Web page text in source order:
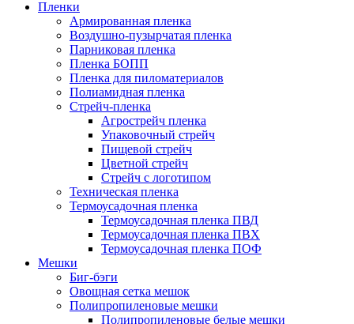
Пленки
Армированная пленка
Воздушно-пузырчатая пленка
Парниковая пленка
Пленка БОПП
Пленка для пиломатериалов
Полиамидная пленка
Стрейч-пленка
Агрострейч пленка
Упаковочный стрейч
Пищевой стрейч
Цветной стрейч
Стрейч с логотипом
Техническая пленка
Термоусадочная пленка
Термоусадочная пленка ПВД
Термоусадочная пленка ПВХ
Термоусадочная пленка ПОФ
Мешки
Биг-бэги
Овощная сетка мешок
Полипропиленовые мешки
Полипропиленовые белые мешки